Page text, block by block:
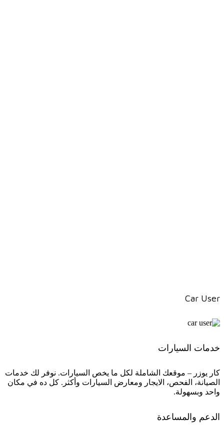
Car User
خدمات السيارات
كار يوزر – موقعك الشاملة لكل ما يخص السيارات. نوفر لك خدمات
الصيانة، الفحص، الايجار ومعارض السيارات وأكثر. كل ده في مكان
واحد وبسهولة.
الدعم والمساعدة